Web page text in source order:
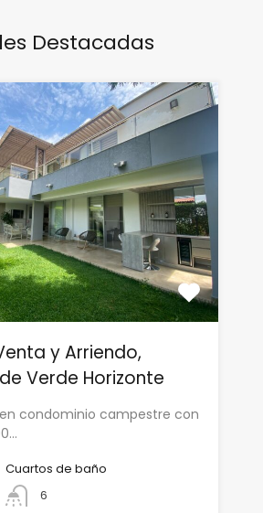
Destacadas
y Arriendo,
Verde Horizonte
condominio campestre con
Cuartos de baño
6